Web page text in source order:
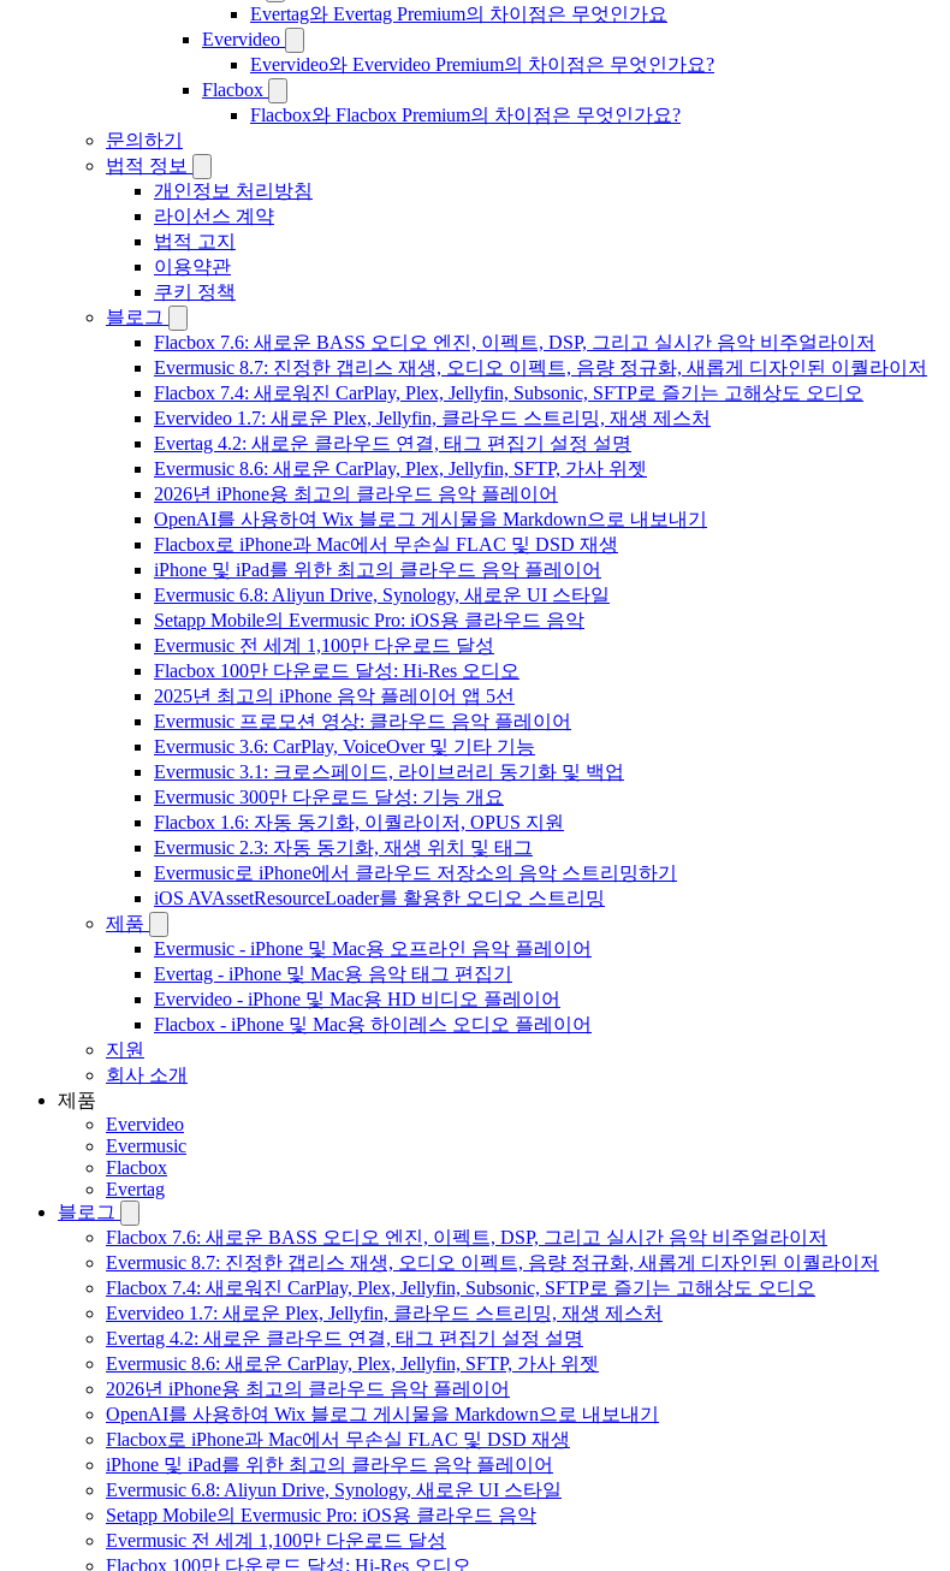
Evertag와 Evertag Premium의 차이점은 무엇인가요
Evervideo
Evervideo와 Evervideo Premium의 차이점은 무엇인가요?
Flacbox
Flacbox와 Flacbox Premium의 차이점은 무엇인가요?
문의하기
법적 정보
개인정보 처리방침
라이선스 계약
법적 고지
이용약관
쿠키 정책
블로그
Flacbox 7.6: 새로운 BASS 오디오 엔진, 이펙트, DSP, 그리고 실시간 음악 비주얼라이저
Evermusic 8.7: 진정한 갭리스 재생, 오디오 이펙트, 음량 정규화, 새롭게 디자인된 이퀄라이저
Flacbox 7.4: 새로워진 CarPlay, Plex, Jellyfin, Subsonic, SFTP로 즐기는 고해상도 오디오
Evervideo 1.7: 새로운 Plex, Jellyfin, 클라우드 스트리밍, 재생 제스처
Evertag 4.2: 새로운 클라우드 연결, 태그 편집기 설정 설명
Evermusic 8.6: 새로운 CarPlay, Plex, Jellyfin, SFTP, 가사 위젯
2026년 iPhone용 최고의 클라우드 음악 플레이어
OpenAI를 사용하여 Wix 블로그 게시물을 Markdown으로 내보내기
Flacbox로 iPhone과 Mac에서 무손실 FLAC 및 DSD 재생
iPhone 및 iPad를 위한 최고의 클라우드 음악 플레이어
Evermusic 6.8: Aliyun Drive, Synology, 새로운 UI 스타일
Setapp Mobile의 Evermusic Pro: iOS용 클라우드 음악
Evermusic 전 세계 1,100만 다운로드 달성
Flacbox 100만 다운로드 달성: Hi-Res 오디오
2025년 최고의 iPhone 음악 플레이어 앱 5선
Evermusic 프로모션 영상: 클라우드 음악 플레이어
Evermusic 3.6: CarPlay, VoiceOver 및 기타 기능
Evermusic 3.1: 크로스페이드, 라이브러리 동기화 및 백업
Evermusic 300만 다운로드 달성: 기능 개요
Flacbox 1.6: 자동 동기화, 이퀄라이저, OPUS 지원
Evermusic 2.3: 자동 동기화, 재생 위치 및 태그
Evermusic로 iPhone에서 클라우드 저장소의 음악 스트리밍하기
iOS AVAssetResourceLoader를 활용한 오디오 스트리밍
제품
Evermusic - iPhone 및 Mac용 오프라인 음악 플레이어
Evertag - iPhone 및 Mac용 음악 태그 편집기
Evervideo - iPhone 및 Mac용 HD 비디오 플레이어
Flacbox - iPhone 및 Mac용 하이레스 오디오 플레이어
지원
회사 소개
제품
Evervideo
Evermusic
Flacbox
Evertag
블로그
Flacbox 7.6: 새로운 BASS 오디오 엔진, 이펙트, DSP, 그리고 실시간 음악 비주얼라이저
Evermusic 8.7: 진정한 갭리스 재생, 오디오 이펙트, 음량 정규화, 새롭게 디자인된 이퀄라이저
Flacbox 7.4: 새로워진 CarPlay, Plex, Jellyfin, Subsonic, SFTP로 즐기는 고해상도 오디오
Evervideo 1.7: 새로운 Plex, Jellyfin, 클라우드 스트리밍, 재생 제스처
Evertag 4.2: 새로운 클라우드 연결, 태그 편집기 설정 설명
Evermusic 8.6: 새로운 CarPlay, Plex, Jellyfin, SFTP, 가사 위젯
2026년 iPhone용 최고의 클라우드 음악 플레이어
OpenAI를 사용하여 Wix 블로그 게시물을 Markdown으로 내보내기
Flacbox로 iPhone과 Mac에서 무손실 FLAC 및 DSD 재생
iPhone 및 iPad를 위한 최고의 클라우드 음악 플레이어
Evermusic 6.8: Aliyun Drive, Synology, 새로운 UI 스타일
Setapp Mobile의 Evermusic Pro: iOS용 클라우드 음악
Evermusic 전 세계 1,100만 다운로드 달성
Flacbox 100만 다운로드 달성: Hi-Res 오디오